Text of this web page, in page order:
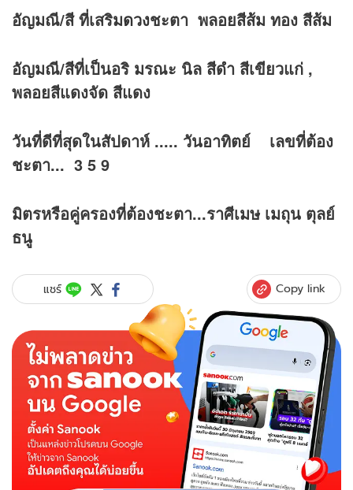
อัญมณี/สี ที่เสริมดวงชะตา พลอยสีส้ม ทอง สีส้ม
อัญมณี/สีที่เป็นอริ มรณะ นิล สีดำ สีเขียวแก่ ,
พลอยสีแดงจัด สีแดง
วันที่ดีที่สุดในสัปดาห์ ..... วันอาทิตย์ เลขที่ต้อง
ชะตา... 3 5 9
มิตรหรือคู่ครองที่ต้องชะตา...ราศีเมษ เมถุน ตุลย์
ธนู
แชร์ Copy link